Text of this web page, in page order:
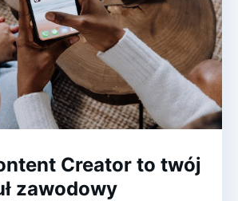
Creator to twój
zawodowy